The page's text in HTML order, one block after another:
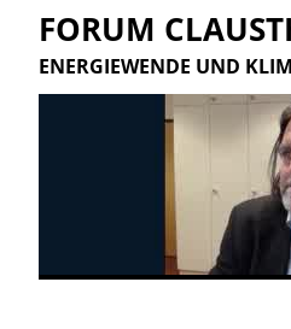
FORUM
ENERGIEWENDE UND